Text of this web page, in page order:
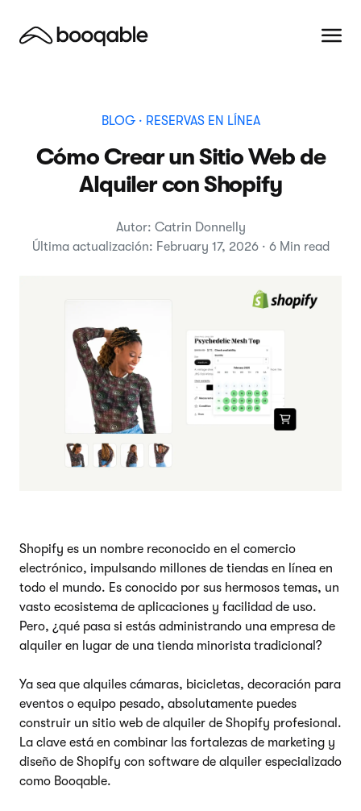
BLOG· RESERVAS EN LÍNEA
Cómo Crear un Sitio Web de
Alquiler con Shopify
Autor: Catrin Donnelly
Última actualización: February 17, 2026 · 6 Min read
Shopify es un nombre reconocido en el comercio
electrónico, impulsando millones de tiendas en línea en
todo el mundo. Es conocido por sus hermosos temas, un
vasto ecosistema de aplicaciones y facilidad de uso.
Pero, ¿qué pasa si estás administrando una empresa de
alquiler en lugar de una tienda minorista tradicional?
Ya sea que alquiles cámaras, bicicletas, decoración para
eventos o equipo pesado, absolutamente puedes
construir un sitio web de alquiler de Shopify profesional.
La clave está en combinar las fortalezas de marketing y
diseño de Shopify con software de alquiler especializado
como Booqable.